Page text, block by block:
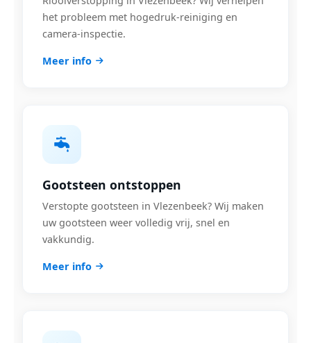
het probleem met hogedruk-reiniging en
camera-inspectie.
Meer info
Gootsteen ontstoppen
Verstopte gootsteen in Vlezenbeek? Wij maken
uw gootsteen weer volledig vrij, snel en
vakkundig.
Meer info